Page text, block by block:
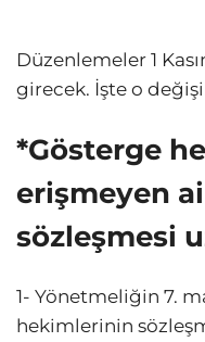
Düzenlemeler 1
girecek. İşte o
*Gösterge
erişmeyen
sözleşmesi
1- Yönetmeliğin 7.
hekimlerinin